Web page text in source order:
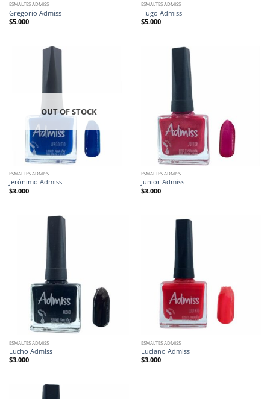
ESMALTES ADMISS
Gregorio Admiss
$5.000
ESMALTES ADMISS
Hugo Admiss
$5.000
OUT OF STOCK
ESMALTES ADMISS
Jerónimo Admiss
$3.000
ESMALTES ADMISS
Junior Admiss
$3.000
ESMALTES ADMISS
Lucho Admiss
$3.000
ESMALTES ADMISS
Luciano Admiss
$3.000